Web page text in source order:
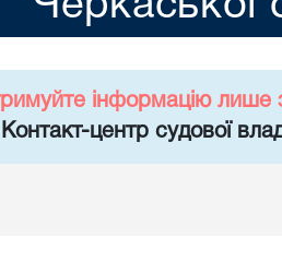
інформацію лише
центр судової